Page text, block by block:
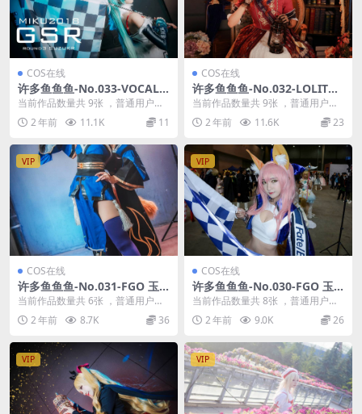
COS在线
许多鱼鱼鱼-No.033-VOCALO
ID 初音未来 赛车 [9P]
当前作品数量共 9张 ，普通用户免
费查看前三张；会员全站免费看：
解锁会员权限许多...
2 年前 11.1K 11
COS在线
许多鱼鱼鱼-No.032-LOLITA
宫廷风 [9P]
当前作品数量共 9张 ，普通用户免
费查看前三张；会员全站免费看：
解锁会员权限许多...
2 年前 11.6K 23
VIP
COS在线
许多鱼鱼鱼-No.031-FGO 玉
藻前 御姐 [6P]
当前作品数量共 6张 ，普通用户免
费查看前三张；会员全站免费看：
解锁会员权限许多...
2 年前 8.7K 36
VIP
COS在线
许多鱼鱼鱼-No.030-FGO 玉
藻前 赛车 [8P]
当前作品数量共 8张 ，普通用户免
费查看前三张；会员全站免费看：
解锁会员权限许多...
2 年前 9.0K 26
VIP VIP